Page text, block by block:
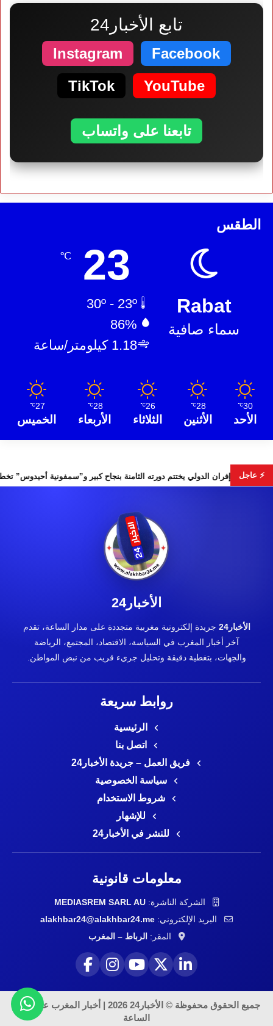
تابع الأخبار24
Facebook
Instagram
YouTube
TikTok
تابعنا على واتساب
الطقس
Rabat
سماء صافية
23
℃
86%
1.18 كيلومتر/ساعة
30
℃
الأحد
28
℃
الأثنين
26
℃
الثلاثاء
28
℃
الأربعاء
27
℃
الخميس
⚡ عاجل مهرجان إفران الدولي يختتم دورته الثامنة بنجاح كبير
الأخبار24
الأخبار24
جريدة إلكترونية مغربية متجددة على مدار الساعة، تقدم
آخر أخبار المغرب في السياسة، الاقتصاد، المجتمع، الرياضة
والجهات، بتغطية دقيقة وتحليل جريء قريب من نبض المواطن.
روابط سريعة
الرئيسية
اتصل بنا
فريق العمل – جريدة الأخبار24
سياسة الخصوصية
شروط الاستخدام
للإشهار
للنشر في الأخبار24
معلومات قانونية
الشركة الناشرة:MEDIASREM SARL AU
البريد الإلكتروني: alakhbar24@alakhbar24.me
المقر:الرباط – المغرب
جميع الحقوق محفوظة © الأخبار24 2026 | أخبار المغرب على مدار
الساعة